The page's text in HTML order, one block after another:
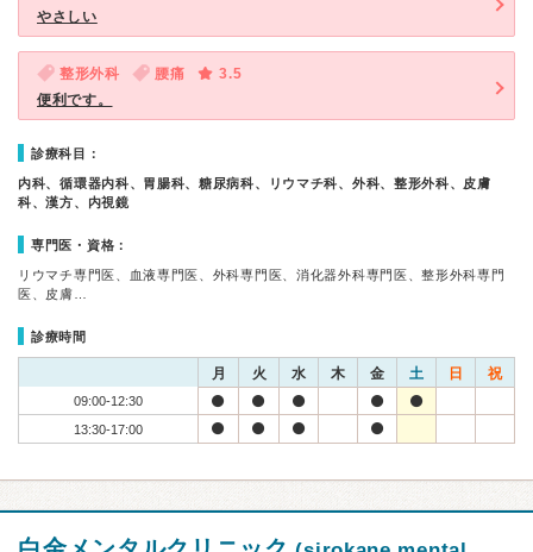
やさしい
整形外科 腰痛
3.5
便利です。
診療科目：
内科、循環器内科、胃腸科、糖尿病科、リウマチ科、外科、整形外科、皮膚
科、漢方、内視鏡
専門医・資格：
リウマチ専門医、血液専門医、外科専門医、消化器外科専門医、整形外科専門
医、皮膚…
診療時間
月 火 水 木 金 土 日 祝
09:00-12:30
13:30-17:00